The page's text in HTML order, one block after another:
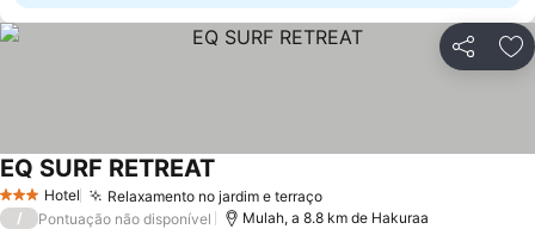
Partilhar
3 EstrelasHotel Relaxamento no jardim e terraço
EQ SURF RETREAT
/ Pontuação não disponível Mulah, a 8.8 km de Hakuraa